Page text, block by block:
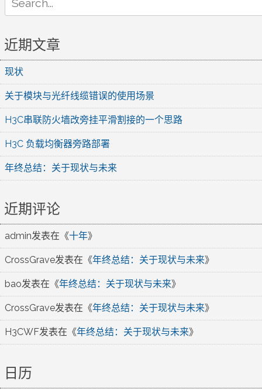
for:
近期文章
现状
关于模块与光纤线缆错误的使用场景
H3C串联防火墙改旁挂平滑割接的一个思路
H3C 负载均衡器旁路部署
年终总结：关于现状与未来
近期评论
admin发表在《十年》
CrossGrave发表在《年终总结：关于现状与未来》
bao发表在《年终总结：关于现状与未来》
CrossGrave发表在《年终总结：关于现状与未来》
H3CWF发表在《年终总结：关于现状与未来》
日历